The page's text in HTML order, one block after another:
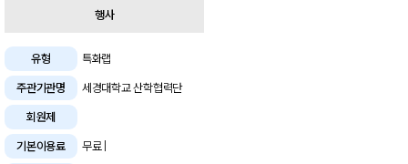
행사
유형 특화랩
주관기관명 세경대학교 산학협력단
회원제
기본이용료 무료 |